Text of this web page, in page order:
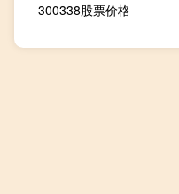
300338股票价格